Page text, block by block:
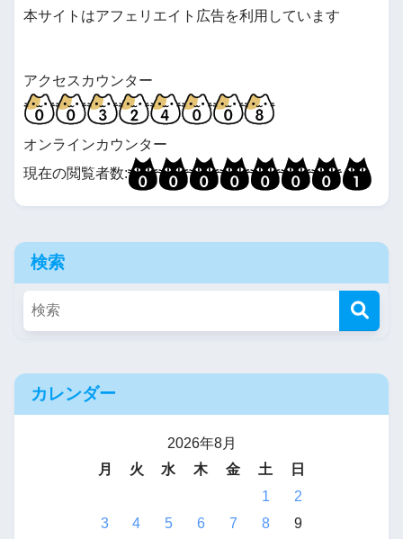
本サイトはアフェリエイト広告を利用しています
アクセスカウンター
オンラインカウンター
現在の閲覧者数:
検索
カレンダー
2026年8月
月
火 水 木 金 土
日
1
2
3
4 5 6 7 8
9